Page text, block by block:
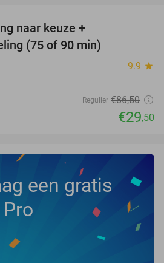
naar keuze +
(75 of 90 min)
9.9 star
Regulier €86,50
€29,50
een gratis